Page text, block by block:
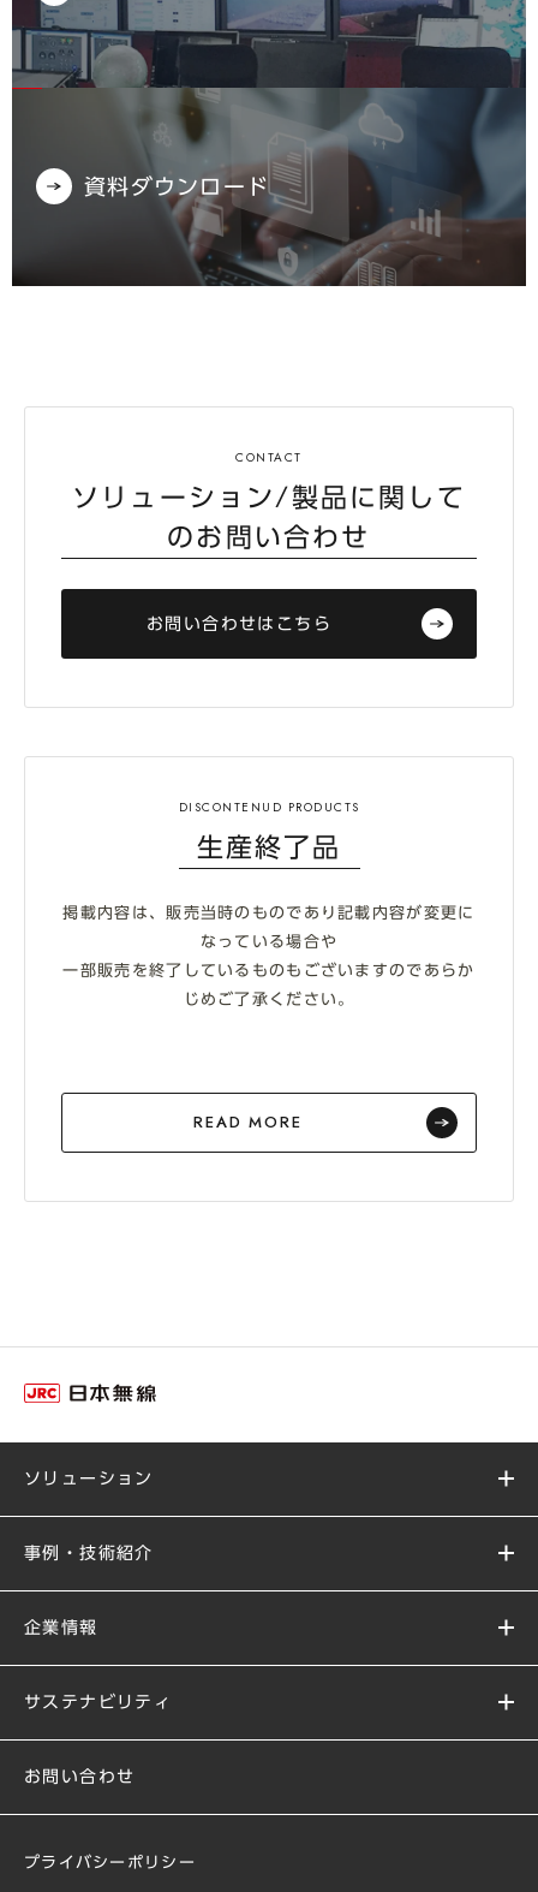
資料ダウンロード
ソリューション/製品に関して
のお問い合わせ
お問い合わせはこちら
生産終了品
掲載内容は、販売当時のものであり記載内容が変更に
なっている場合や
一部販売を終了しているものもございますのであらか
じめご了承ください。
READ MORE
ソリューション
事例・技術紹介
企業情報
サステナビリティ
お問い合わせ
プライバシーポリシー